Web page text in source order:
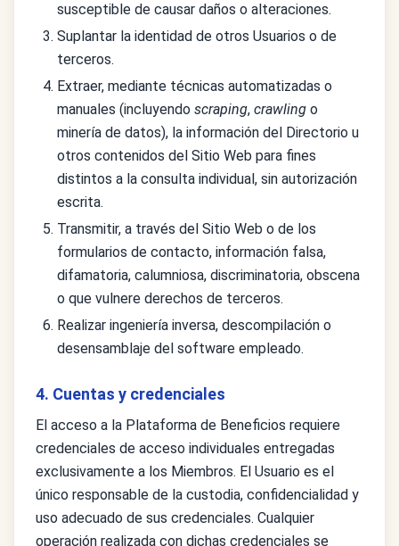
susceptible de causar daños o alteraciones.
Suplantar la identidad de otros Usuarios o de
terceros.
Extraer, mediante técnicas automatizadas o
manuales (incluyendo scraping, crawling o
minería de datos), la información del Directorio u
otros contenidos del Sitio Web para fines
distintos a la consulta individual, sin autorización
escrita.
Transmitir, a través del Sitio Web o de los
formularios de contacto, información falsa,
difamatoria, calumniosa, discriminatoria, obscena
o que vulnere derechos de terceros.
Realizar ingeniería inversa, descompilación o
desensamblaje del software empleado.
4. Cuentas y credenciales
El acceso a la Plataforma de Beneficios requiere
credenciales de acceso individuales entregadas
exclusivamente a los Miembros. El Usuario es el
único responsable de la custodia, confidencialidad y
uso adecuado de sus credenciales. Cualquier
operación realizada con dichas credenciales se